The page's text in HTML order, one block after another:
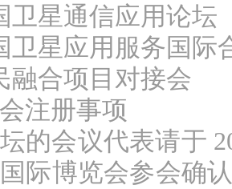
卫星通信应用论坛
卫星应用服务国际
融合项目对接会
注册事项
的会议代表请于
际博览会参会确